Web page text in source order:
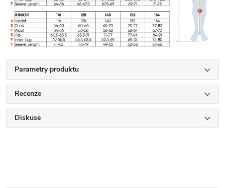
Parametry produktu
Recenze
Diskuse